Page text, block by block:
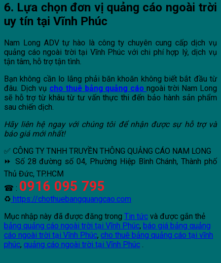
6. Lựa chọn đơn vị quảng cáo ngoài trời
uy tín tại Vĩnh Phúc
Nam Long ADV tự hào là công ty chuyên cung cấp dịch vụ
quảng cáo ngoài trời tại Vĩnh Phúc với chi phí hợp lý, dịch vụ
tận tâm, hỗ trợ tận tình.
Bạn không cần lo lắng phải băn khoăn không biết bắt đầu từ
đâu. Dịch vụ cho thuê bảng quảng cáongoài trời Nam Long
sẽ hỗ trợ từ khâu từ tư vấn thực thi đến bảo hành sản phẩm
sau chiến dịch.
Hãy liên hệ ngay với chúng tôi để nhận được sự hỗ trợ và
báo giá mới nhất!
✅ CÔNG TY TNHH TRUYỀN THÔNG QUẢNG CÁO NAM LONG
⏩ Số 28 đường số 04, Phường Hiệp Bình Chánh, Thành phố
Thủ Đức, TP.HCM
☎ : 0916 095 795
♻ https://chothuebangquangcao.com
Mục nhập này đã được đăng trong Tin tức và được gắn thẻ
bảng quảng cáo ngoài trời tại Vĩnh Phúc, báo giá bảng quảng
cáo ngoài trời tại Vĩnh Phúc, cho thuê bảng quảng cáo tại vĩnh
phúc, quảng cáo ngoài trời tại Vĩnh Phúc .